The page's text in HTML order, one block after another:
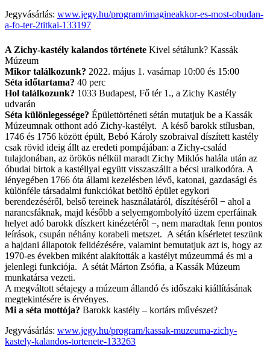
Jegyvásárlás: www.jegy.hu/program/imagineakkor-es-most-obudan-
a-fo-ter-2titkai-133197
A Zichy-kastély kalandos története Kivel sétálunk? Kassák
Múzeum
Mikor találkozunk? 2022. május 1. vasárnap 10:00 és 15:00
Séta időtartama? 40 perc
Hol találkozunk? 1033 Budapest, Fő tér 1., a Zichy Kastély
udvarán
Séta különlegessége? Épülettörténeti sétán mutatjuk be a Kassák
Múzeumnak otthont adó Zichy-kastélyt. A késő barokk stílusban,
1746 és 1756 között épült, Bebó Károly szobraival díszített kastély
csak rövid ideig állt az eredeti pompájában: a Zichy-család
tulajdonában, az örökös nélkül maradt Zichy Miklós halála után az
óbudai birtok a kastéllyal együtt visszaszállt a bécsi uralkodóra. A
lényegében 1766 óta állami kezelésben lévő, katonai, gazdasági és
különféle társadalmi funkciókat betöltő épület egykori
berendezéséről, belső tereinek használatáról, díszítéséről − ahol a
narancsfáknak, majd később a selyemgombolyító üzem eperfáinak
helyet adó barokk díszkert kinézetéről −, nem maradtak fenn pontos
leírások, csupán néhány korabeli metszet. A sétán kísérletet teszünk
a hajdani állapotok felidézésére, valamint bemutatjuk azt is, hogy az
1970-es években miként alakították a kastélyt múzeummá és mi a
jelenlegi funkciója. A sétát Márton Zsófia, a Kassák Múzeum
munkatársa vezeti.
A megváltott sétajegy a múzeum állandó és időszaki kiállításának
megtekintésére is érvényes.
Mi a séta mottója? Barokk kastély – kortárs művészet?
Jegyvásárlás: www.jegy.hu/program/kassak-muzeuma-zichy-
kastely-kalandos-tortenete-133263